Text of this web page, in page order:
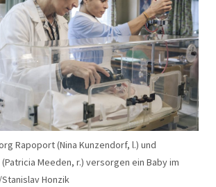
Rapoport (Nina Kunzendorf, l.) und
Meeden, r.) versorgen ein Baby im
Honzik